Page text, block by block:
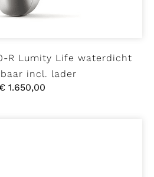
R Lumity Life waterdicht
incl. lader
€1.650,00